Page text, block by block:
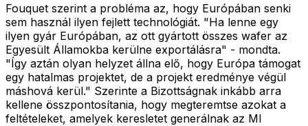
Fouquet szerint a probléma az, hogy Európában senki
sem használ ilyen fejlett technológiát. "Ha lenne egy
ilyen gyár Európában, az ott gyártott összes wafer az
Egyesült Államokba kerülne exportálásra" - mondta.
"Így aztán olyan helyzet állna elő, hogy Európa támogat
egy hatalmas projektet, de a projekt eredménye végül
máshová kerül." Szerinte a Bizottságnak inkább arra
kellene összpontosítania, hogy megteremtse azokat a
feltételeket, amelyek keresletet generálnak az MI